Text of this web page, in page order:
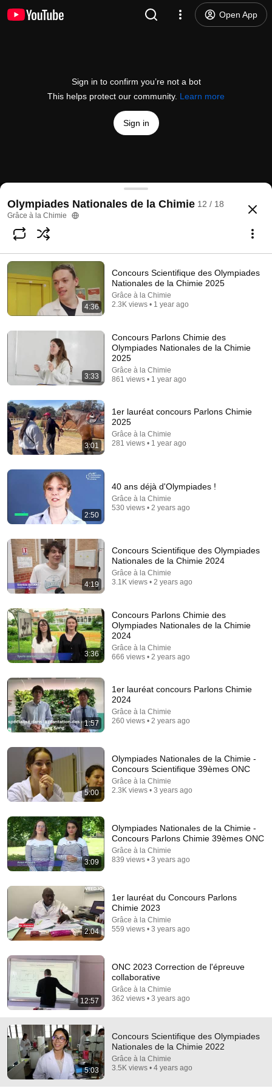
Open App
Sign in to confirm you’re not a bot
This helps protect our community. Learn more
Sign in
Concours Scientifique des Olympiades
@Gracealachimie 48 likes
Subscribe
Choices for families
Explore simpler, safer experiences for kids and
The French Do Not Care About Work
Trevor Noah 3.2M views
I taught an octopus piano (It took 6 months)
Mattias Krantz • 9.8M views
Lubinski [ARC 2026]
Alliance for Responsible Citizenship • 899K views
Watch his reaction when he’s told he’s a GOOD BOY for the
Olympiades Nationales de la Chimie 12 / 18
Grâce à la Chimie
4:36
Concours Scientifique des Olympiades
Nationales de la Chimie 2025
Grâce à la Chimie
2.3K views • 1 year ago
3:33
Concours Parlons Chimie des
Olympiades Nationales de la Chimie
2025
Grâce à la Chimie
861 views • 1 year ago
3:01
1er lauréat concours Parlons Chimie
2025
Grâce à la Chimie
281 views • 1 year ago
2:50
40 ans déjà d'Olympiades !
Grâce à la Chimie
530 views • 2 years ago
4:19
Concours Scientifique des Olympiades
Nationales de la Chimie 2024
Grâce à la Chimie
3.1K views • 2 years ago
3:36
Concours Parlons Chimie des
Olympiades Nationales de la Chimie
2024
Grâce à la Chimie
666 views • 2 years ago
1:57
1er lauréat concours Parlons Chimie
2024
Grâce à la Chimie
260 views • 2 years ago
5:00
Olympiades Nationales de la Chimie -
Concours Scientifique 39èmes ONC
Grâce à la Chimie
2.3K views • 3 years ago
3:09
Olympiades Nationales de la Chimie -
Concours Parlons Chimie 39èmes ONC
Grâce à la Chimie
839 views • 3 years ago
2:04
1er lauréat du Concours Parlons
Chimie 2023
Grâce à la Chimie
559 views • 3 years ago
12:57
ONC 2023 Correction de l'épreuve
collaborative
Grâce à la Chimie
362 views • 3 years ago
5:03
Concours Scientifique des Olympiades
Nationales de la Chimie 2022
Grâce à la Chimie
3.5K views • 4 years ago